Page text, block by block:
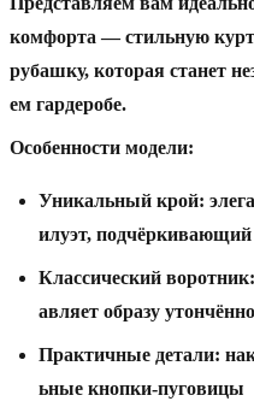
комфорта — стильную
рубашку, которая станет
ем гардеробе.
Особенности модели:
Уникальный крой:
илуэт, подчёркивающий
Классический воротник:
авляет образу
Практичные детали:
ьные кнопки-пуговицы